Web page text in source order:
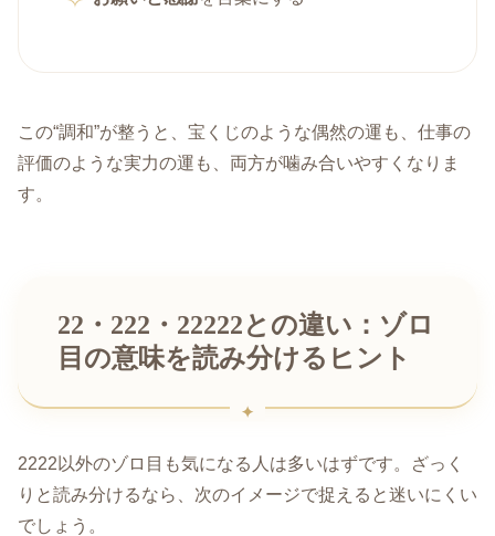
この“調和”が整うと、宝くじのような偶然の運も、仕事の
評価のような実力の運も、両方が噛み合いやすくなりま
す。
22・222・22222との違い：ゾロ
目の意味を読み分けるヒント
2222以外のゾロ目も気になる人は多いはずです。ざっく
りと読み分けるなら、次のイメージで捉えると迷いにくい
でしょう。